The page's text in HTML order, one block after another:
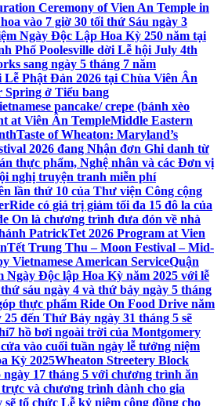
Ceremony of Vien An Temple in
vào 7 giờ 30 tối thứ Sáu ngày 3
Ngày Độc Lập Hoa Kỳ 250 năm tại
Phố Poolesville dời Lễ hội July 4th
sang ngày 5 tháng 7 năm
Phật Đản 2026 tại Chùa Viên Ân
Spring ở Tiểu bang
pancake/ crepe (bánh xèo
at Viên Ân TempleMiddle Eastern
Taste of Wheaton: Maryland’s
2026 đang Nhận đơn Ghi danh từ
thực phẩm, Nghệ nhân và các Đơn vị
nghị truyện tranh miễn phí
lần thứ 10 của Thư viện Công cộng
có giá trị giảm tối đa 15 đô la của
On là chương trình đưa đón về nhà
PatrickTet 2026 Program at Vien
Tết Trung Thu – Moon Festival – Mid-
Vietnamese American ServiceQuận
Ngày Độc lập Hoa Kỳ năm 2025 với lễ
sáu ngày 4 và thứ bảy ngày 5 tháng
thực phẩm Ride On Food Drive năm
đến Thứ Bảy ngày 31 tháng 5 sẽ
7 hồ bơi ngoài trời của Montgomery
vào cuối tuần ngày lễ tưởng niệm
Kỳ 2025Wheaton Streetery Block
ngày 17 tháng 5 với chương trình ăn
và chương trình dành cho gia
tổ chức Lễ kỷ niệm cộng đồng cho